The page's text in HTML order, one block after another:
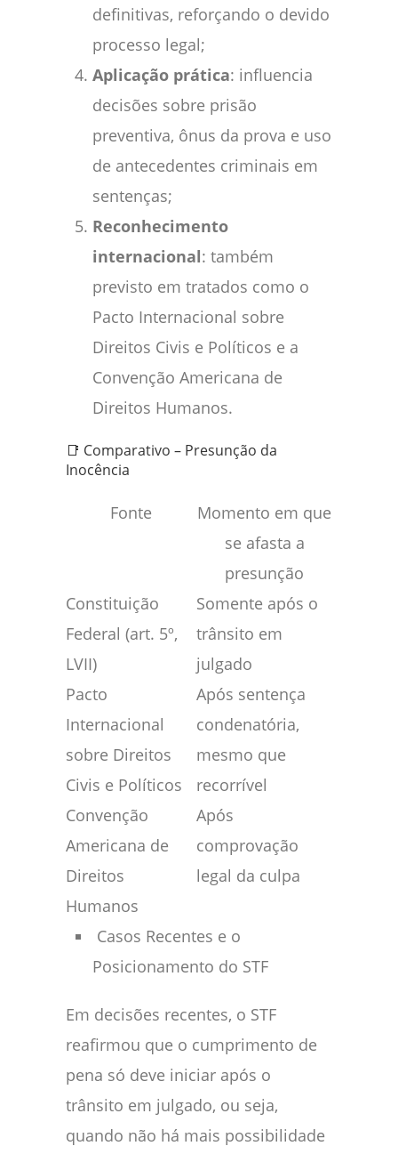
definitivas, reforçando o devido
processo legal;
Aplicação prática: influencia
decisões sobre prisão
preventiva, ônus da prova e uso
de antecedentes criminais em
sentenças;
Reconhecimento
internacional: também
previsto em tratados como o
Pacto Internacional sobre
Direitos Civis e Políticos e a
Convenção Americana de
Direitos Humanos.
📑 Comparativo – Presunção da
Inocência
Fonte
Momento em que
se afasta a
presunção
Constituição
Federal (art. 5º,
LVII)
Somente após o
trânsito em
julgado
Pacto
Internacional
sobre Direitos
Civis e Políticos
Após sentença
condenatória,
mesmo que
recorrível
Convenção
Americana de
Direitos
Humanos
Após
comprovação
legal da culpa
Casos Recentes e o
Posicionamento do STF
Em decisões recentes, o STF
reafirmou que o cumprimento de
pena só deve iniciar após o
trânsito em julgado, ou seja,
quando não há mais possibilidade